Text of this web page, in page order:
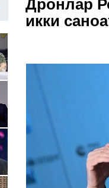
Дронлар
икки